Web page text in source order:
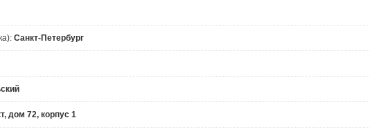
Санкт-Петербург
дом 72, корпус 1